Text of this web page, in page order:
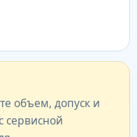
объем, допуск и
сервисной